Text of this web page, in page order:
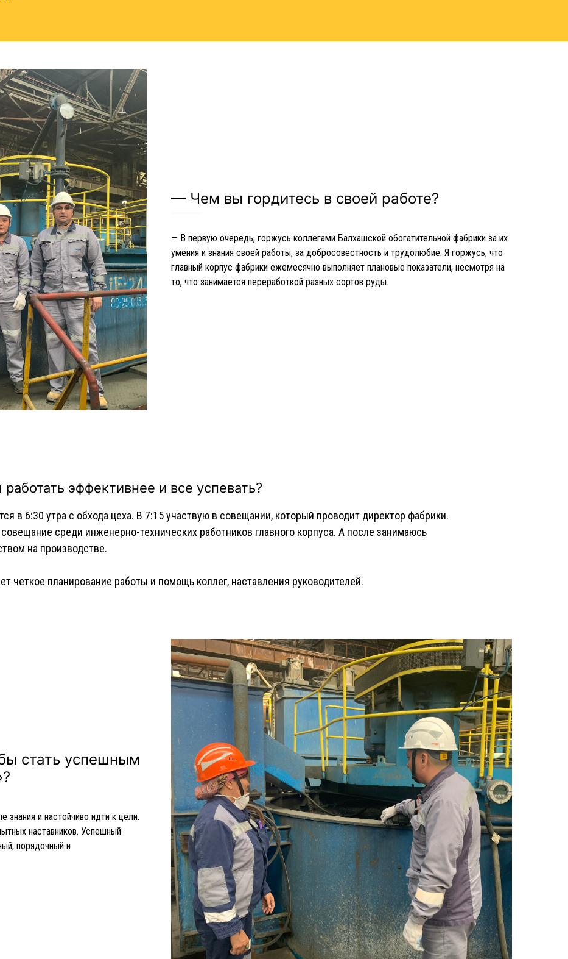
— Чем вы гордитесь в своей работе?
— В первую очередь, горжусь коллегами Балхашской обогатительной фабрики за их
умения и знания своей работы, за добросовестность и трудолюбие. Я горжусь, что
главный корпус фабрики ежемесячно выполняет плановые показатели, несмотря на
то, что занимается переработкой разных сортов руды.
эффективнее и все успевать?
в 6:30 утра с обхода цеха. В 7:15 участвую в совещании, который проводит директор фабрики.
среди инженерно-технических работников главного корпуса. А после занимаюсь
на производстве.
четкое планирование работы и помощь коллег, наставления руководителей.
стать успешным
и настойчиво идти к цели.
наставников. Успешный
порядочный и